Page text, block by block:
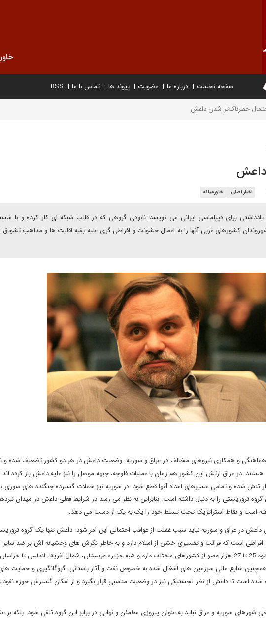
صفحه نخست درباره ما عضویت پیوند ها تماس با ما RSS
خطرناک‌تر شدن داعش
اخبار اصلی خاورمیانه
برای دیپلماسی ایرانی می نویسد: نابودی گروهی که در قالب شبکه ای کار کرده و با
کشورهای غربی آنها را به اعمال خشونت و افراطی گری علیه بقیه اقلیت ها و مذاهب تشویق
هماهنگی و همکاری نیروهای مختلف در عراق و سوریه، وضعیت داعش در هر دو کشور تضعیف شده و
در عراق ارتش این کشور هم زمان با عملیات فلوجه، جبهه موصل را نیز علیه داعش باز کرده اند
شده و تمامی مسیرهای امداد آنها قطع شود. در سوریه نیز حملات گسترده جنگنده های سوری
گروه تروریستی را به دنبال داشته است. بنابراین به نظر می رسد در شرایط فعلی داعش در میدان
است و نقاط استراتژیک تحت تسلط خود را یک به یک از دست می دهد.
داعش در عراق و سوریه نباید سبب غفلت از عواقب احتمالی این امر شود. داعش تنها یک گروه
افراطی است که قرائت و تفسیری خشن از اسلام دارد و به خاطر نگرش های وحشیانه اش بر ضد
و اقلیت های دینی معروف است. این گروه حدود 25 تا 27 هزار عضو از کشورهای مختلف دارد و شبه جزیره عربستان، شمال آفریقا، اندلس
همچنین منابع مالی سرزمین های اشغال شده به خصوص نفت و آثار باستانی، گروگانگیری و حمایت
است تا داعش از نظر لجستیکی نیز در وضعیت مناسبی قرار بگیرد و از امکان گسترش حوزه نفوذ
شهرهای سوریه و عراق نباید به عنوان پیروزی مطمئن و نهایی در برابر این گروه تلقی شود.